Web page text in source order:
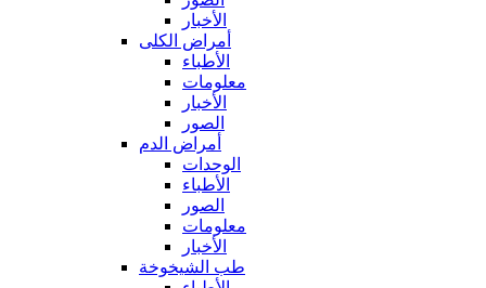
الأخبار
أمراض الكلى
الأطباء
معلومات
الأخبار
الصور
أمراض الدم
الوحدات
الأطباء
الصور
معلومات
الأخبار
طب الشيخوخة